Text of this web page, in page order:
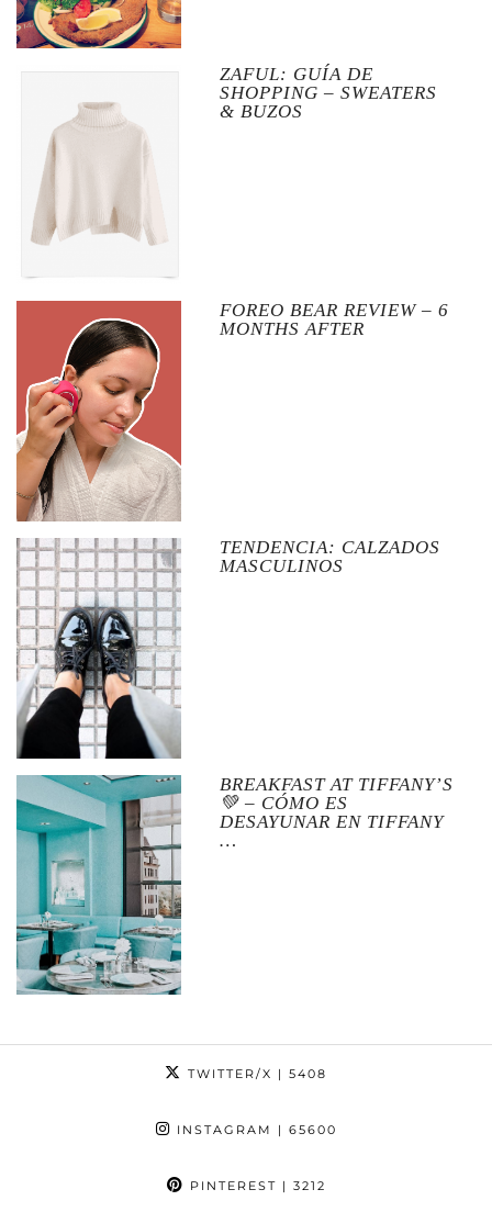
ZAFUL: GUÍA DE
SHOPPING – SWEATERS
& BUZOS
FOREO BEAR REVIEW – 6
MONTHS AFTER
TENDENCIA: CALZADOS
MASCULINOS
BREAKFAST AT TIFFANY’S
💚 – CÓMO ES
DESAYUNAR EN TIFFANY
…
TWITTER/X | 5408
INSTAGRAM | 65600
PINTEREST | 3212